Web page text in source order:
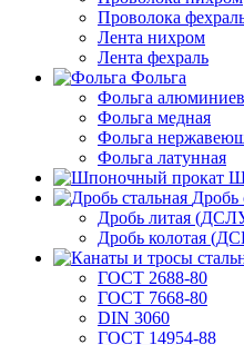
Проволока
Лента нихром
Лента фехраль
Фольга
Фольга
Фольга медная
Фольга
Фольга латунная
Дробь
Дробь литая
Дробь колотая
ГОСТ 2688-80
ГОСТ 7668-80
DIN 3060
ГОСТ 14954-88